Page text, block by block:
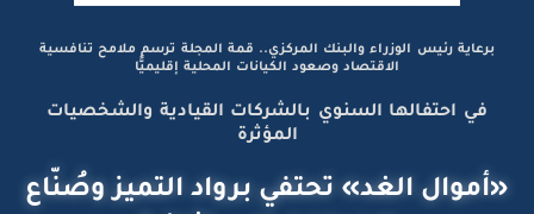
برعاية رئيس الوزراء والبنك المركزي.. قمة المجلة ترسم ملامح تنافسية
الاقتصاد وصعود الكيانات المحلية إقليميًّا
في احتفالها السنوي بالشركات القيادية والشخصيات
المؤثرة
«أموال الغد» تحتفي برواد التميز وصُنّاع